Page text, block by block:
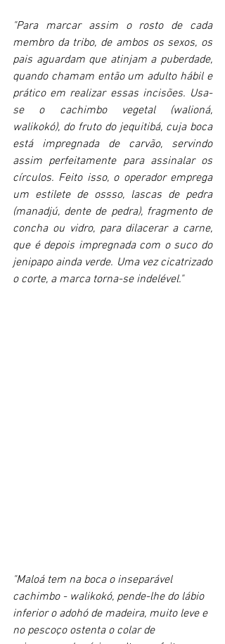
"Para marcar assim o rosto de cada
membro da tribo, de ambos os sexos, os
pais aguardam que atinjam a puberdade,
quando chamam então um adulto hábil e
prático em realizar essas incisões. Usa-
se o cachimbo vegetal (walioná,
walikokó), do fruto do jequitibá, cuja boca
está impregnada de carvão, servindo
assim perfeitamente para assinalar os
círculos. Feito isso, o operador emprega
um estilete de ossso, lascas de pedra
(manadjú, dente de pedra), fragmento de
concha ou vidro, para dilacerar a carne,
que é depois impregnada com o suco do
jenipapo ainda verde. Uma vez cicatrizado
o corte, a marca torna-se indelével."
"Maloá tem na boca o inseparável
cachimbo - walikokó, pende-lhe do lábio
inferior o adohó de madeira, muito leve e
no pescoço ostenta o colar de